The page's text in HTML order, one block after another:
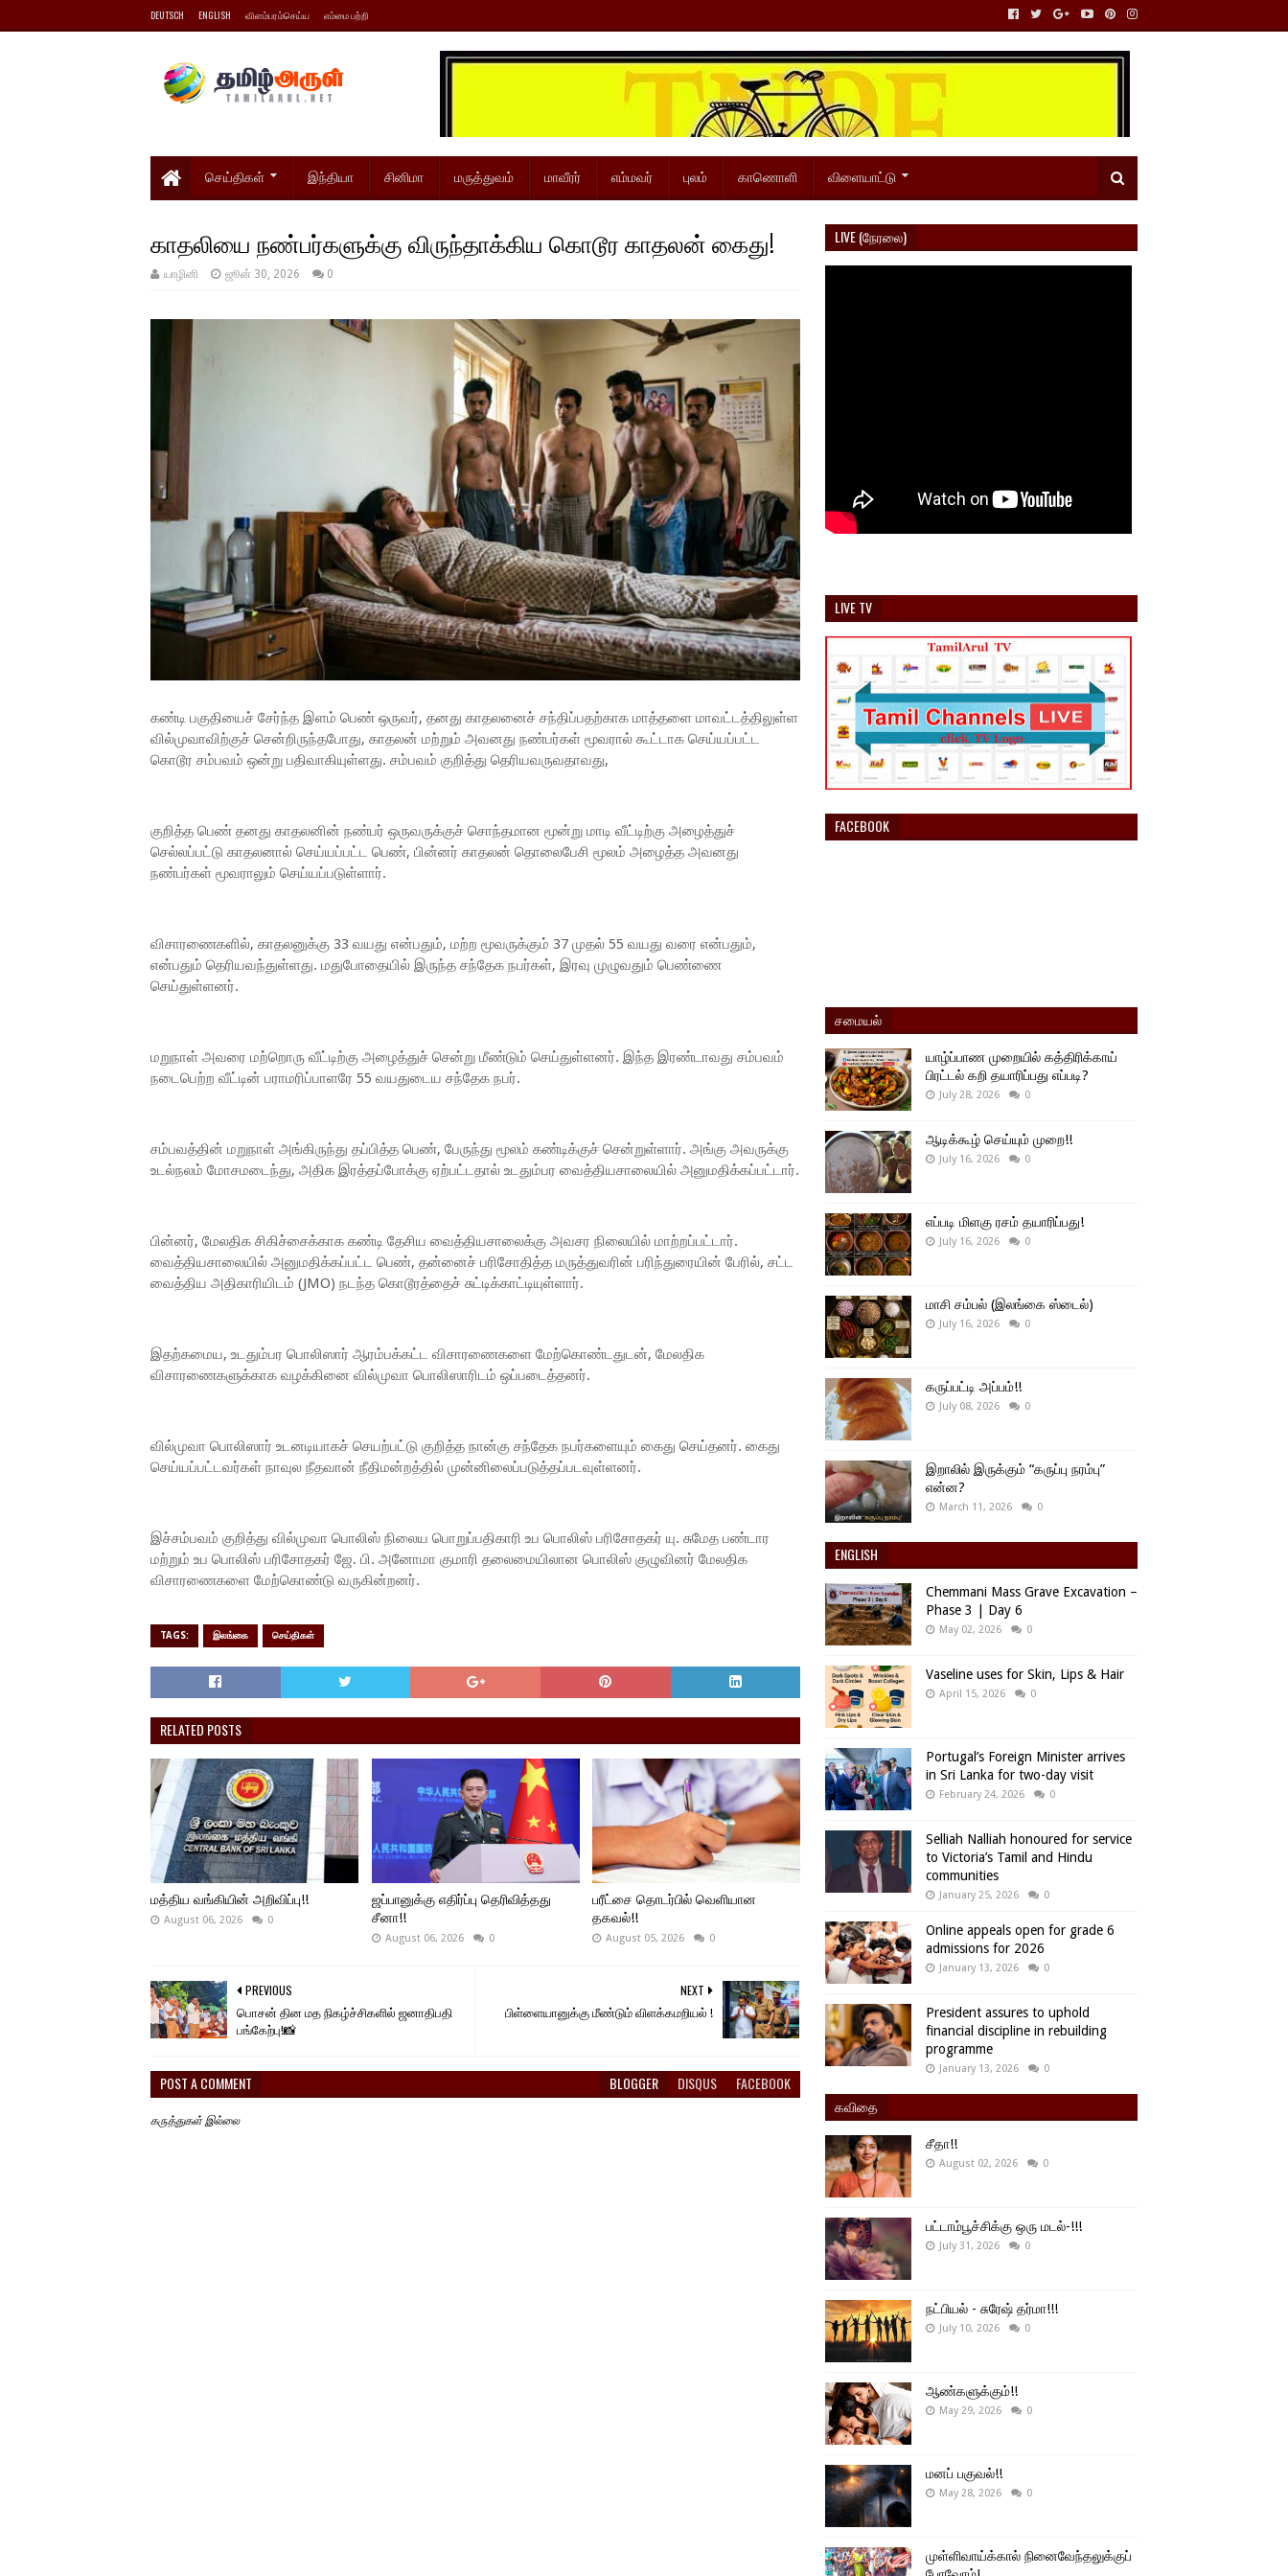
DEUTSCH ENGLISH விளம்பரம்செய்ய எம்மை பற்றி
செய்திகள் இந்தியா சினிமா மருத்துவம் மாவீரர் எம்மவர் புலம் காணொளி விளையாட்டு
காதலியை நண்பர்களுக்கு விருந்தாக்கிய கொடூர காதலன் கைது!
யாழினி ஜூன் 30, 2026 0
கண்டி பகுதியைச் சேர்ந்த இளம் பெண் ஒருவர், தனது காதலனைச் சந்திப்பதற்காக மாத்தளை மாவட்டத்திலுள்ள
வில்முவாவிற்குச் சென்றிருந்தபோது, காதலன் மற்றும் அவனது நண்பர்கள் மூவரால் கூட்டாக செய்யப்பட்ட
கொடூர சம்பவம் ஒன்று பதிவாகியுள்ளது. சம்பவம் குறித்து தெரியவருவதாவது,
குறித்த பெண் தனது காதலனின் நண்பர் ஒருவருக்குச் சொந்தமான மூன்று மாடி வீட்டிற்கு அழைத்துச்
செல்லப்பட்டு காதலனால் செய்யப்பட்ட பெண், பின்னர் காதலன் தொலைபேசி மூலம் அழைத்த அவனது
நண்பர்கள் மூவராலும் செய்யப்படுள்ளார்.
விசாரணைகளில், காதலனுக்கு 33 வயது என்பதும், மற்ற மூவருக்கும் 37 முதல் 55 வயது வரை என்பதும்,
என்பதும் தெரியவந்துள்ளது. மதுபோதையில் இருந்த சந்தேக நபர்கள், இரவு முழுவதும் பெண்ணை
செய்துள்ளனர்.
மறுநாள் அவரை மற்றொரு வீட்டிற்கு அழைத்துச் சென்று மீண்டும் செய்துள்ளனர். இந்த இரண்டாவது சம்பவம்
நடைபெற்ற வீட்டின் பராமரிப்பாளரே 55 வயதுடைய சந்தேக நபர்.
சம்பவத்தின் மறுநாள் அங்கிருந்து தப்பித்த பெண், பேருந்து மூலம் கண்டிக்குச் சென்றுள்ளார். அங்கு அவருக்கு
உடல்நலம் மோசமடைந்து, அதிக இரத்தப்போக்கு ஏற்பட்டதால் உடதும்பர வைத்தியசாலையில் அனுமதிக்கப்பட்டார்.
பின்னர், மேலதிக சிகிச்சைக்காக கண்டி தேசிய வைத்தியசாலைக்கு அவசர நிலையில் மாற்றப்பட்டார்.
வைத்தியசாலையில் அனுமதிக்கப்பட்ட பெண், தன்னைச் பரிசோதித்த மருத்துவரின் பரிந்துரையின் பேரில், சட்ட
வைத்திய அதிகாரியிடம் (JMO) நடந்த கொடூரத்தைச் சுட்டிக்காட்டியுள்ளார்.
இதற்கமைய, உடதும்பர பொலிஸார் ஆரம்பக்கட்ட விசாரணைகளை மேற்கொண்டதுடன், மேலதிக
விசாரணைகளுக்காக வழக்கினை வில்முவா பொலிஸாரிடம் ஒப்படைத்தனர்.
வில்முவா பொலிஸார் உடனடியாகச் செயற்பட்டு குறித்த நான்கு சந்தேக நபர்களையும் கைது செய்தனர். கைது
செய்யப்பட்டவர்கள் நாவுல நீதவான் நீதிமன்றத்தில் முன்னிலைப்படுத்தப்படவுள்ளனர்.
இச்சம்பவம் குறித்து வில்முவா பொலிஸ் நிலைய பொறுப்பதிகாரி உப பொலிஸ் பரிசோதகர் யு. சுமேத பண்டார
மற்றும் உப பொலிஸ் பரிசோதகர் ஜே. பி. அனோமா குமாரி தலைமையிலான பொலிஸ் குழுவினர் மேலதிக
விசாரணைகளை மேற்கொண்டு வருகின்றனர்.
TAGS: இலங்கை செய்திகள்
RELATED POSTS
மத்திய வங்கியின் அறிவிப்பு!!
August 06, 2026 0
ஜப்பானுக்கு எதிர்ப்பு தெரிவித்தது
சீனா!!
August 06, 2026 0
பரீட்சை தொடர்பில் வெளியான
தகவல்!!
August 05, 2026 0
NEXT
பிள்ளையானுக்கு மீண்டும் விளக்கமறியல் !
PREVIOUS
பொசன் தின மத நிகழ்ச்சிகளில் ஜனாதிபதி
பங்கேற்பு!📸
POST A COMMENT BLOGGER DISQUS FACEBOOK
கருத்துகள் இல்லை
LIVE (நேரலை)
LIVE TV
FACEBOOK
சமையல்
யாழ்ப்பாண முறையில் கத்திரிக்காய்
பிரட்டல் கறி தயாரிப்பது எப்படி?
July 28, 2026 0
ஆடிக்கூழ் செய்யும் முறை!!
July 16, 2026 0
எப்படி மிளகு ரசம் தயாரிப்பது!
July 16, 2026 0
மாசி சம்பல் (இலங்கை ஸ்டைல்)
July 16, 2026 0
கருப்பட்டி அப்பம்!!
July 08, 2026 0
இறாலில் இருக்கும் “கருப்பு நரம்பு”
என்ன?
March 11, 2026 0
ENGLISH
Chemmani Mass Grave Excavation –
Phase 3 | Day 6
May 02, 2026 0
Vaseline uses for Skin, Lips & Hair
April 15, 2026 0
Portugal’s Foreign Minister arrives
in Sri Lanka for two-day visit
February 24, 2026 0
Selliah Nalliah honoured for service
to Victoria’s Tamil and Hindu
communities
January 25, 2026 0
Online appeals open for grade 6
admissions for 2026
January 13, 2026 0
President assures to uphold
financial discipline in rebuilding
programme
January 13, 2026 0
கவிதை
சீதா!!
August 02, 2026 0
பட்டாம்பூச்சிக்கு ஒரு மடல்-!!!
July 31, 2026 0
நட்பியல் - சுரேஷ் தர்மா!!!
July 10, 2026 0
ஆண்களுக்கும்!!
May 29, 2026 0
மனப் பகுவல்!!
May 28, 2026 0
முள்ளிவாய்க்கால் நினைவேந்தலுக்குப்